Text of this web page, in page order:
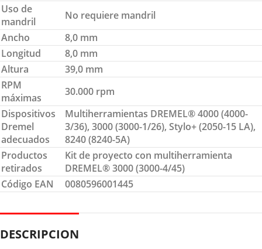
Uso de
mandril
No requiere mandril
Ancho
8,0 mm
Longitud
8,0 mm
Altura
39,0 mm
RPM
máximas
30.000 rpm
Dispositivos
Dremel
adecuados
Multiherramientas DREMEL® 4000 (4000-
3/36), 3000 (3000-1/26), Stylo+ (2050-15 LA),
8240 (8240-5A)
Productos
retirados
Kit de proyecto con multiherramienta
DREMEL® 3000 (3000-4/45)
Código EAN
0080596001445
DESCRIPCION